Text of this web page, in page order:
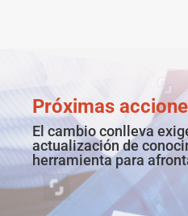
Próximas
El cambio conlleva
actualización de
herramienta para